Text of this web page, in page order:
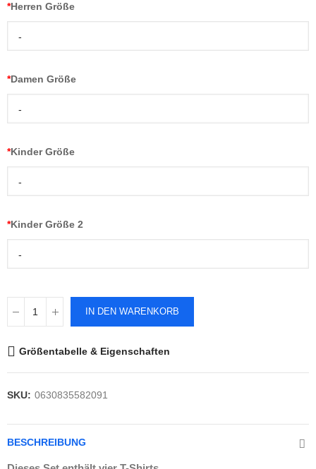
*Herren Größe
-
*Damen Größe
-
*Kinder Größe
-
*Kinder Größe 2
-
IN DEN WARENKORB
Größentabelle & Eigenschaften
SKU: 0630835582091
BESCHREIBUNG